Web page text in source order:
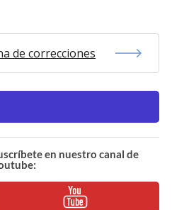
de correcciones
en nuestro canal de